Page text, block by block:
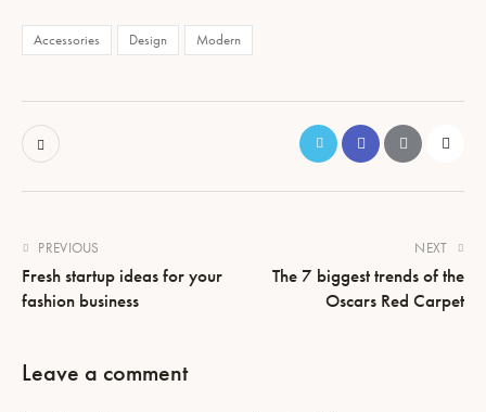
Accessories Design Modern
PREVIOUS
Fresh startup ideas for your
fashion business
NEXT
The 7 biggest trends of the
Oscars Red Carpet
Leave a comment